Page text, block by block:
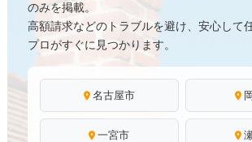
のみを掲載。
高額請求などのトラブルを避け、安心して
プロがすぐに見つかります。
名古屋市
一宮市